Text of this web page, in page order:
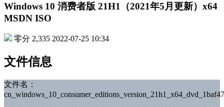
Windows 10 消费者版 21H1（2021年5月更新）x64
MSDN ISO
零分 2,335 2022-07-25 10:34
文件信息
文件名：